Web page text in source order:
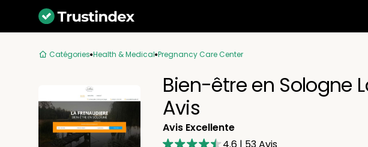
Catégories Health & Medical Pregnancy Care Center
Bien-être en Sologne
Avis
Avis Excellente
4.6 | 53Avis